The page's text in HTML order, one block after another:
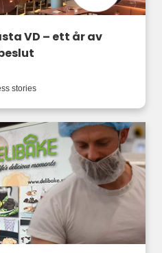
VD – ett år av
stories